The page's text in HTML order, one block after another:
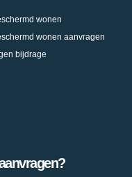
wonen
wonen aanvragen
bijdrage